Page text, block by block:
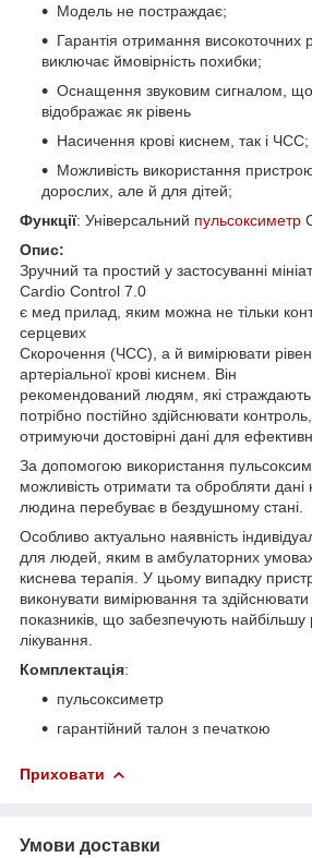
Модель не постраждає;
Гарантія отримання високоточних
виключає ймовірність похибки;
Оснащення звуковим сигналом,
відображає як рівень
Насичення крові киснем, так і ЧСС;
Можливість використання
дорослих, але й для дітей;
Функції: Універсальний пульсоксиметр
Опис:
Зручний та простий у застосуванні
Cardio Control 7.0
є мед прилад, яким можна не тільки
серцевих
Скорочення (ЧСС), а й вимірювати
артеріальної крові киснем. Він
рекомендований людям, які страждають
потрібно постійно здійснювати
отримуючи достовірні дані для
За допомогою використання
можливість отримати та обробляти дані
людина перебуває в бездушному стані.
Особливо актуально наявність
для людей, яким в амбулаторних
киснева терапія. У цьому випадку
виконувати вимірювання та
показників, що забезпечують найбільшу
лікування.
Комплектація:
пульсоксиметр
гарантійний талон з печаткою
Приховати
Умови доставки